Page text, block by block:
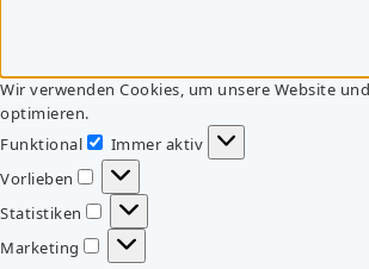
Wir verwenden Cookies, um unsere Website
optimieren.
Funktional
Funktional
Immer aktiv
Vorlieben
Vorlieben
Statistiken
Statistiken
Marketing
Marketing